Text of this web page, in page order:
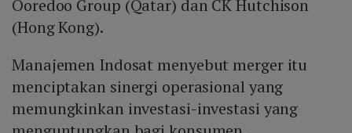
Ooredoo Group (Qatar) dan CK Hutchison
(Hong Kong).
Manajemen Indosat menyebut merger itu
menciptakan sinergi operasional yang
memungkinkan investasi-investasi yang